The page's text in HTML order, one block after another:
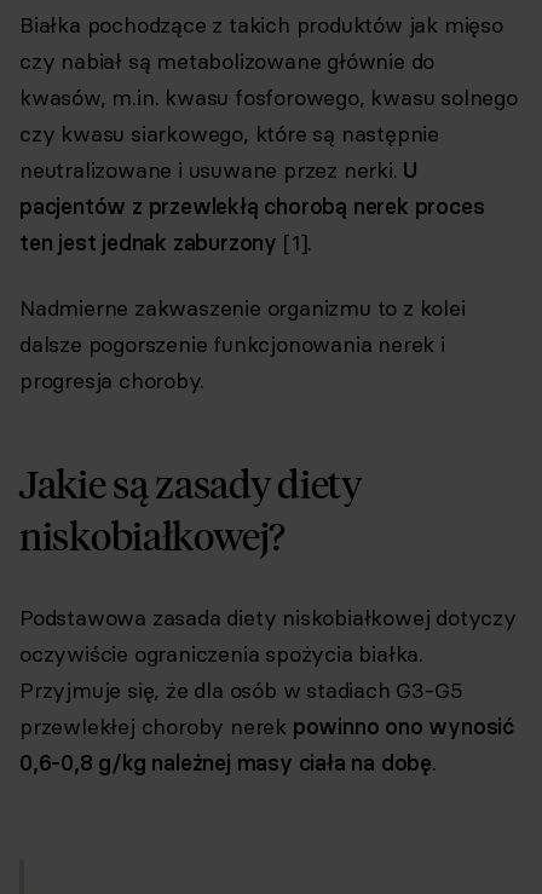
Białka pochodzące z takich produktów jak mięso
czy nabiał są metabolizowane głównie do
kwasów, m.in. kwasu fosforowego, kwasu solnego
czy kwasu siarkowego, które są następnie
neutralizowane i usuwane przez nerki. U
pacjentów z przewlekłą chorobą nerek proces
ten jest jednak zaburzony [1].
Nadmierne zakwaszenie organizmu to z kolei
dalsze pogorszenie funkcjonowania nerek i
progresja choroby.
Jakie są zasady diety
niskobiałkowej?
Podstawowa zasada diety niskobiałkowej dotyczy
oczywiście ograniczenia spożycia białka.
Przyjmuje się, że dla osób w stadiach G3-G5
przewlekłej choroby nerek powinno ono wynosić
0,6-0,8 g/kg należnej masy ciała na dobę.